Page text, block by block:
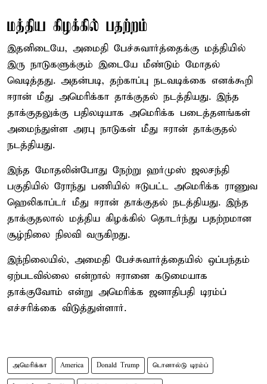
மத்திய கிழக்கில் பதற்றம்
இதனிடையே, அமைதி பேச்சுவார்த்தைக்கு மத்தியில்
இரு நாடுகளுக்கும் இடையே மீண்டும் மோதல்
வெடித்தது. அதன்படி, தற்காப்பு நடவடிக்கை எனக்கூறி
ஈரான் மீது அமெரிக்கா தாக்குதல் நடத்தியது. இந்த
தாக்குதலுக்கு பதிலடியாக அமெரிக்க படைத்தளங்கள்
அமைந்துள்ள அரபு நாடுகள் மீது ஈரான் தாக்குதல்
நடத்தியது.
இந்த மோதலின்போது நேற்று ஹர்முஸ் ஜலசந்தி
பகுதியில் ரோந்து பணியில் ஈடுபட்ட அமெரிக்க ராணுவ
ஹெலிகாப்டர் மீது ஈரான் தாக்குதல் நடத்தியது. இந்த
தாக்குதலால் மத்திய கிழக்கில் தொடர்ந்து பதற்றமான
சூழ்நிலை நிலவி வருகிறது.
இந்நிலையில், அமைதி பேச்சுவார்த்தையில் ஒப்பந்தம்
ஏற்படவில்லை என்றால் ஈரானை கடுமையாக
தாக்குவோம் என்று அமெரிக்க ஜனாதிபதி டிரம்ப்
எச்சரிக்கை விடுத்துள்ளார்.
அமெரிக்கா America Donald Trump டொனால்டு டிரம்ப்